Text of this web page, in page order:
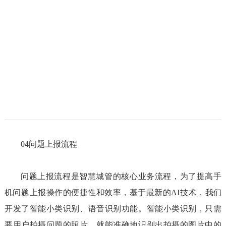
04问题上报流程
问题上报流程是智慧城管的核心业务流程，为了提高手
机问题上报操作的便捷性和效率，基于最新的AI技术，我们
开发了智能小类识别、语音识别功能。智能小类识别，只需